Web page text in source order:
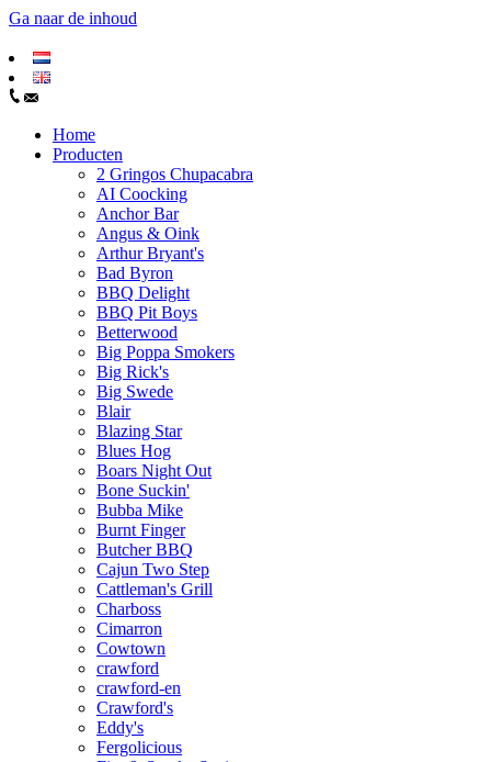
Ga naar de inhoud
Home
Producten
2 Gringos Chupacabra
AI Coocking
Anchor Bar
Angus & Oink
Arthur Bryant's
Bad Byron
BBQ Delight
BBQ Pit Boys
Betterwood
Big Poppa Smokers
Big Rick's
Big Swede
Blair
Blazing Star
Blues Hog
Boars Night Out
Bone Suckin'
Bubba Mike
Burnt Finger
Butcher BBQ
Cajun Two Step
Cattleman's Grill
Charboss
Cimarron
Cowtown
crawford
crawford-en
Crawford's
Eddy's
Fergolicious